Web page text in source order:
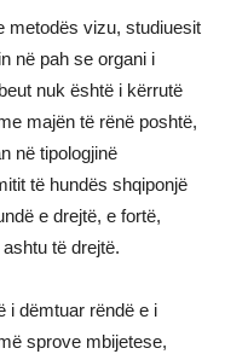
metodës vizu, studiuesit
në pah se organi i
nuk është i kërrutë
majën të rënë poshtë,
në tipologjinë
të hundës shqiponjë
e drejtë, e fortë,
të drejtë.
i dëmtuar rëndë e i
sprove mbijetese,